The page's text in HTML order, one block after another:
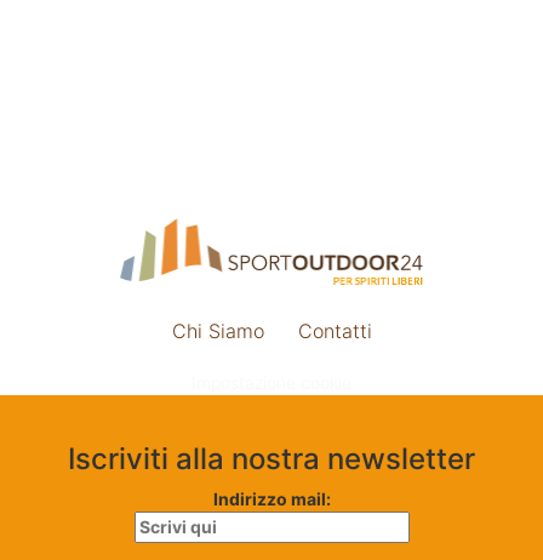
Chi Siamo Contatti
Iscriviti alla nostra newsletter
Indirizzo mail: